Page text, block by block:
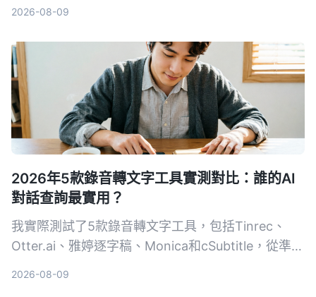
2026-08-09
2026年5款錄音轉文字工具實測對比：誰的AI
對話查詢最實用？
我實際測試了5款錄音轉文字工具，包括Tinrec、
Otter.ai、雅婷逐字稿、Monica和cSubtitle，從準確
2026-08-09